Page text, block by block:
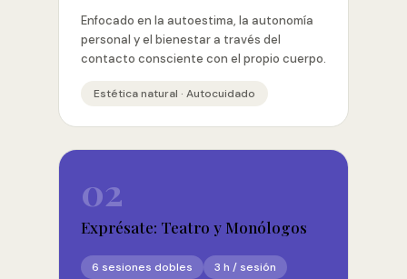
Enfocado en la autoestima, la autonomía
personal y el bienestar a través del
contacto consciente con el propio cuerpo.
Estética natural · Autocuidado
02
Exprésate: Teatro y Monólogos
6 sesiones dobles 3 h / sesión